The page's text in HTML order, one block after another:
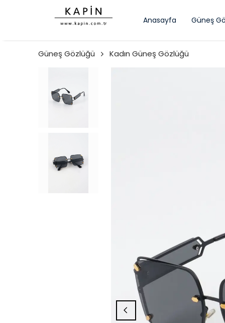
Anasayfa Güneş
Güneş Gözlüğü Kadın Güneş Gözlüğü